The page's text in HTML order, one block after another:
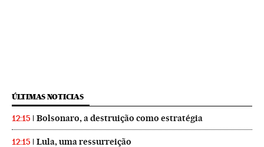
ÚLTIMAS NOTICIAS
12:15 Bolsonaro, a destruição como estratégia
12:15 Lula, uma ressurreição